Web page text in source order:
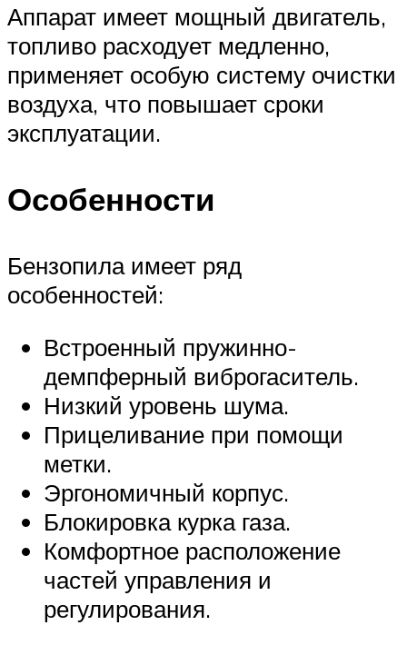
Аппарат имеет мощный двигатель,
топливо расходует медленно,
применяет особую систему очистки
воздуха, что повышает сроки
эксплуатации.
Особенности
Бензопила имеет ряд
особенностей:
Встроенный пружинно-
демпферный виброгаситель.
Низкий уровень шума.
Прицеливание при помощи
метки.
Эргономичный корпус.
Блокировка курка газа.
Комфортное расположение
частей управления и
регулирования.